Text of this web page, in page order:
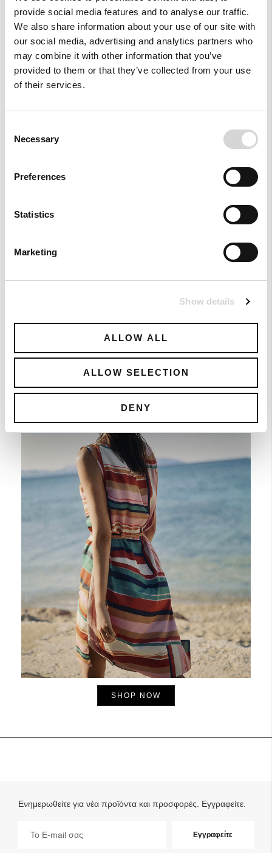
provide social media features and to analyse our traffic.
We also share information about your use of our site with
our social media, advertising and analytics partners who
may combine it with other information that you’ve
provided to them or that they’ve collected from your use
of their services.
Selection
Necessary
Preferences
Statistics
Marketing
Show details
ALLOW ALL
ALLOW SELECTION
DENY
SHOP NOW
Nostalgic Charm
Striking Prints
SHOP NOW
Ενημερωθείτε για νέα προϊόντα και προσφορές. Εγγραφείτε.
Εγγραφείτε